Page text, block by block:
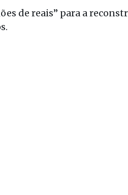
de reais” para a